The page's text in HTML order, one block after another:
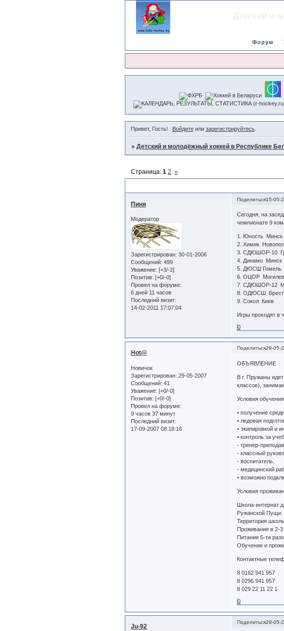
Форум
Привет, Гость! Войдитеили зарегистрируйтесь.
»Детский и молодёжный хоккей в Республике
Страница:1 2 »
Поделиться15-05-
Пиня
Модератор
Зарегистрирован: 30-01-2006
Сообщений: 499
Уважение: [+3/-2]
Позитив: [+0/-0]
Провел на форуме:
6 дней 11 часов
Последний визит:
14-02-2011 17:07:04
Сегодня, на
чемпионате 9
1. Юность Минск
2. Химик
3. СДЮШОР-10
4. Динамо Минск
5. ДЮСШ Гомель
6. ОЦОР Могилев
7. СДЮШОР-12
8. ОДЮСШ
9. Сокол Киев
Игры проходят в
0
Поделиться29-05-
Hot@
Новичок
Зарегистрирован: 29-05-2007
Сообщений: 41
Уважение: [+0/-0]
Позитив: [+0/-0]
Провел на форуме:
9 часов 37 минут
Последний визит:
17-09-2007 08:18:16
ОБЪЯВЛЕНИЕ
В г. Пружаны
классов),
Условия
• получение
• ледовая
• экипировкой и
• контроль за
- тренер-
- классный
- воспитатель,
- медицинский
• возможно
Условия
Школа-интернат
Ружанской Пущи.
Территория
Проживание в 2-3
Питание 5-ти
Обучение и
Контактные
8 0162 941 957
8 0296 941 957
8 029 22 11 22 1
0
Поделиться29-05-
Ju-92